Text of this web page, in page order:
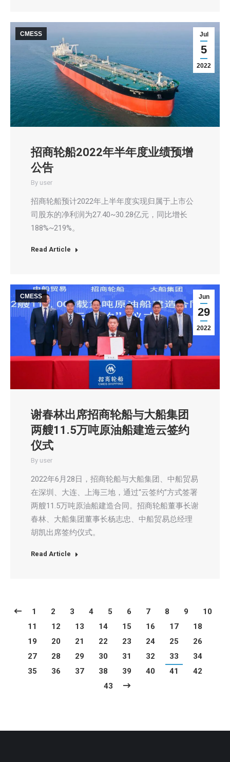
Jul
5
2022
CMESS
招商轮船2022年半年度业绩预增
公告
By user
招商轮船预计2022年上半年度实现归属于上市公
司股东的净利润为27.40~30.28亿元，同比增长
188%~219%。
Read Article
Jun
29
2022
CMESS
谢春林出席招商轮船与大船集团
两艘11.5万吨原油船建造云签约
仪式
By user
2022年6月28日，招商轮船与大船集团、中船贸易
在深圳、大连、上海三地，通过“云签约”方式签署
两艘11.5万吨原油船建造合同。招商轮船董事长谢
春林、大船集团董事长杨志忠、中船贸易总经理
胡凯出席签约仪式。
Read Article
1 2 3 4 5 6 7 8 9
10
11
12 13 14 15 16 17
18
19
20 21 22 23 24 25
26
27
28 29 30 31 32 33
34
35
36 37 38 39 40 41
42
43